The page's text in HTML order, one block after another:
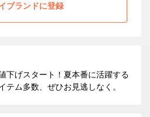
ブランドに登録
下げスタート！夏本番に活躍する
テム多数、ぜひお見逃しなく。